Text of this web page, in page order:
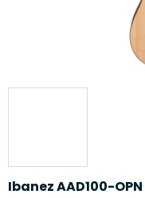
Ibanez AAD100-OPN